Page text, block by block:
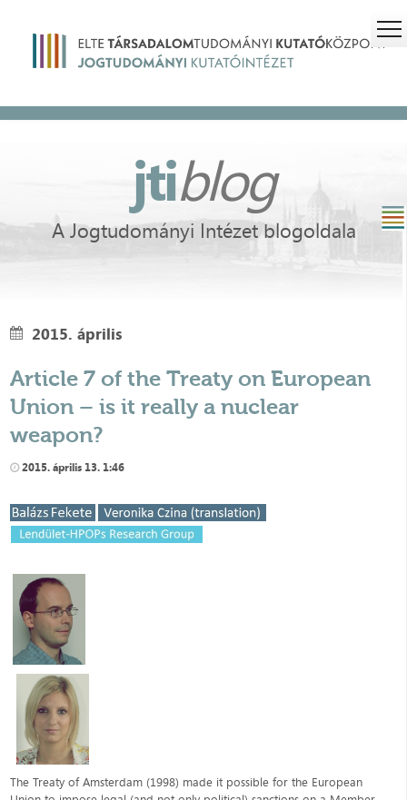
jtiblog
A Jogtudományi Intézet blogoldala
2015. április
Article 7 of the Treaty on European
Union – is it really a nuclear
weapon?
2015. április 13. 1:46
​The Treaty of Amsterdam (1998) made it possible for the European